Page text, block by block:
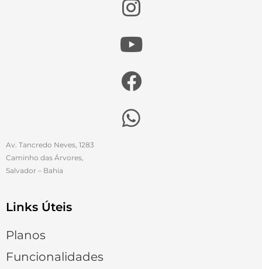
Av. Tancredo Neves, 1283
Caminho das Árvores,
Salvador – Bahia
Links Úteis
Planos
Funcionalidades